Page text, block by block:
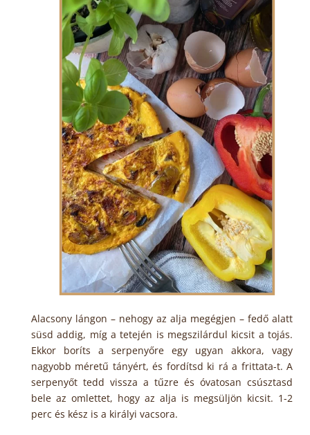
Alacsony lángon – nehogy az alja megégjen – fedő alatt
süsd addig, míg a tetején is megszilárdul kicsit a tojás.
Ekkor boríts a serpenyőre egy ugyan akkora, vagy
nagyobb méretű tányért, és fordítsd ki rá a frittata-t. A
serpenyőt tedd vissza a tűzre és óvatosan csúsztasd
bele az omlettet, hogy az alja is megsüljön kicsit. 1-2
perc és kész is a királyi vacsora.